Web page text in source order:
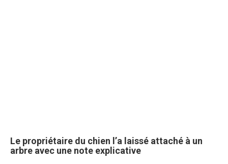
Le propriétaire du chien l’a laissé attaché à un
arbre avec une note explicative